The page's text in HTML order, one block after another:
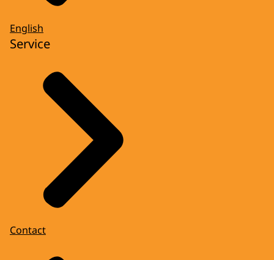
English
Service
Contact